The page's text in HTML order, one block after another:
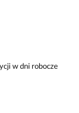
w dni robocze